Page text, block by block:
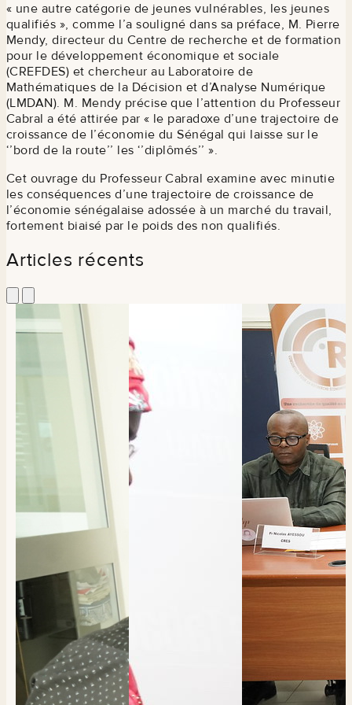
« une autre catégorie de jeunes vulnérables, les jeunes
qualifiés », comme l’a souligné dans sa préface, M. Pierre
Mendy, directeur du Centre de recherche et de formation
pour le développement économique et sociale
(CREFDES) et chercheur au Laboratoire de
Mathématiques de la Décision et d’Analyse Numérique
(LMDAN). M. Mendy précise que l’attention du Professeur
Cabral a été attirée par « le paradoxe d’une trajectoire de
croissance de l’économie du Sénégal qui laisse sur le
‘’bord de la route’’ les ‘’diplômés’’ ».
Cet ouvrage du Professeur Cabral examine avec minutie
les conséquences d’une trajectoire de croissance de
l’économie sénégalaise adossée à un marché du travail,
fortement biaisé par le poids des non qualifiés.
Articles récents